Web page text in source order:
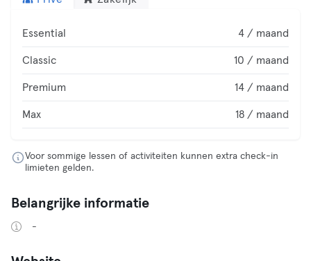
Essential 4 / maand
Classic 10 / maand
Premium 14 / maand
Max 18 / maand
Voor sommige lessen of activiteiten kunnen extra check-in
limieten gelden.
Belangrijke informatie
-